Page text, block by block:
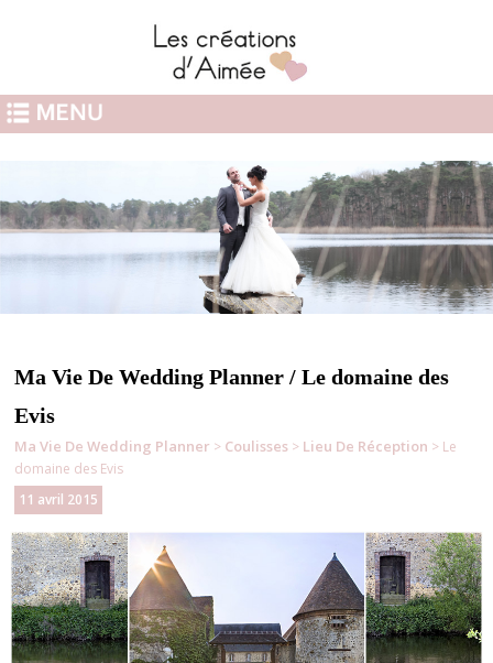
Ma Vie De Wedding Planner / Le domaine des
Evis
Ma Vie De Wedding Planner > Coulisses > Lieu De Réception > Le
domaine des Evis
11 avril 2015